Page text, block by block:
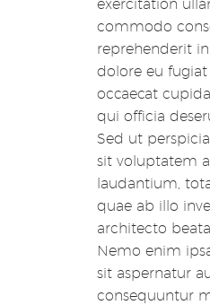
exercitation
commodo
reprehenderit
dolore eu
occaecat
qui officia
Sed ut
sit voluptatem
laudantium,
quae ab illo
architecto
Nemo enim
sit aspernatur
consequuntur